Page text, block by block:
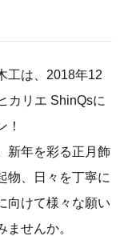
工は、2018年12
カリエ ShinQsに
！
新年を彩る正月飾
物、日々を丁寧に
向けて様々な願い
せんか。